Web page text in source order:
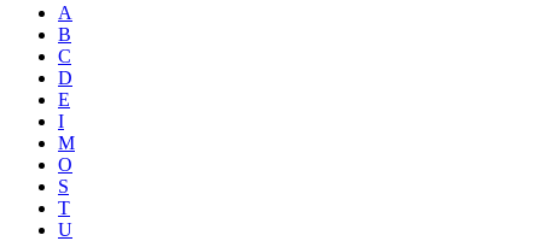
A
B
C
D
E
I
M
O
S
T
U